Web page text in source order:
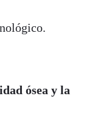
ósea y la